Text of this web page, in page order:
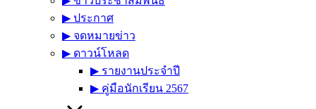
▶︎ ประกาศ
▶︎ จดหมายข่าว
▶︎ ดาวน์โหลด
▶︎ รายงานประจำปี
▶︎ คู่มือนักเรียน 2567